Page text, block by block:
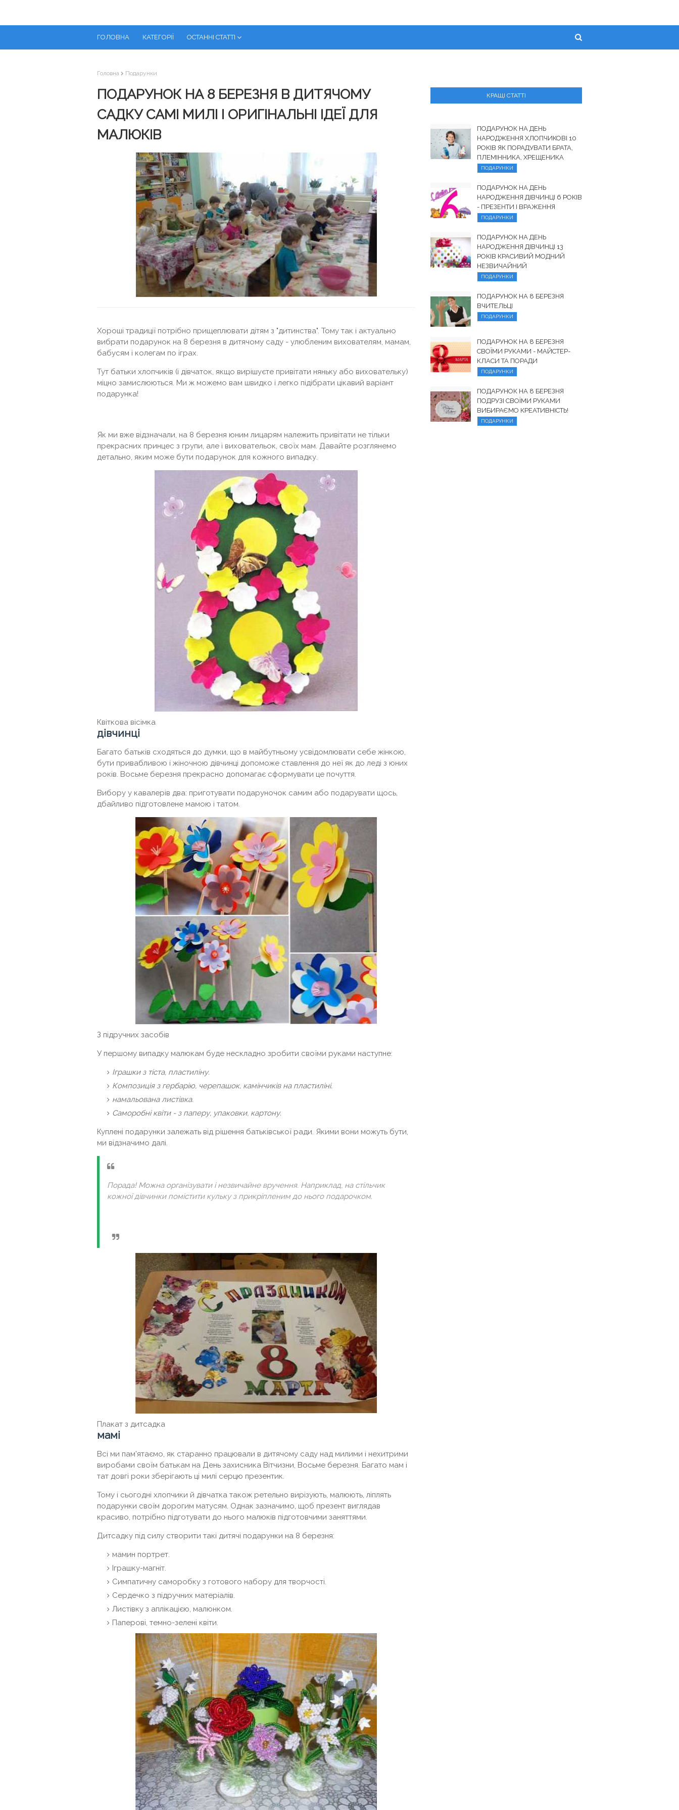
ГОЛОВНА КАТЕГОРІЇ ОСТАННІ СТАТТІ
Головна Подарунки
ПОДАРУНОК НА 8 БЕРЕЗНЯ В ДИТЯЧОМУ
САДКУ САМІ МИЛІ І ОРИГІНАЛЬНІ ІДЕЇ ДЛЯ
МАЛЮКІВ
Хороші традиції потрібно прищеплювати дітям з "дитинства". Тому так і актуально
вибрати подарунок на 8 березня в дитячому саду - улюбленим вихователям, мамам,
бабусям і колегам по іграх.
Тут батьки хлопчиків (і дівчаток, якщо вирішуєте привітати няньку або виховательку)
міцно замислюються. Ми ж можемо вам швидко і легко підібрати цікавий варіант
подарунка!
Як ми вже відзначали, на 8 березня юним лицарям належить привітати не тільки
прекрасних принцес з групи, але і виховательок, своїх мам. Давайте розглянемо
детально, яким може бути подарунок для кожного випадку.
Квіткова вісімка
дівчинці
Багато батьків сходяться до думки, що в майбутньому усвідомлювати себе жінкою,
бути привабливою і жіночною дівчинці допоможе ставлення до неї як до леді з юних
років. Восьме березня прекрасно допомагає сформувати це почуття.
Вибору у кавалерів два: приготувати подаруночок самим або подарувати щось,
дбайливо підготовлене мамою і татом.
З підручних засобів
У першому випадку малюкам буде нескладно зробити своїми руками наступне:
Іграшки з тіста, пластиліну.
Композиція з гербарію, черепашок, камінчиків на пластиліні.
намальована листівка.
Саморобні квіти - з паперу, упаковки, картону.
Куплені подарунки залежать від рішення батьківської ради. Якими вони можуть бути,
ми відзначимо далі.
Порада! Можна організувати і незвичайне вручення. Наприклад, на стільчик
кожної дівчинки помістити кульку з прикріпленим до нього подарочком.
Плакат з дитсадка
мамі
Всі ми пам'ятаємо, як старанно працювали в дитячому саду над милими і нехитрими
виробами своїм батькам на День захисника Вітчизни, Восьме березня. Багато мам і
тат довгі роки зберігають ці милі серцю презентик.
Тому і сьогодні хлопчики й дівчатка також ретельно вирізують, малюють, ліплять
подарунки своїм дорогим матусям. Однак зазначимо, щоб презент виглядав
красиво, потрібно підготувати до нього малюків підготовчими заняттями.
Дитсадку під силу створити такі дитячі подарунки на 8 березня:
мамин портрет.
Іграшку-магніт.
Симпатичну саморобку з готового набору для творчості.
Сердечко з підручних матеріалів.
Листівку з аплікацією, малюнком.
Паперові, темно-зелені квіти.
КРАЩІ СТАТТІ
ПОДАРУНОК НА ДЕНЬ
НАРОДЖЕННЯ ХЛОПЧИКОВІ 10
РОКІВ ЯК ПОРАДУВАТИ БРАТА,
ПЛЕМІННИКА, ХРЕЩЕНИКА
ПОДАРУНКИ
ПОДАРУНОК НА ДЕНЬ
НАРОДЖЕННЯ ДІВЧИНЦІ 6 РОКІВ
- ПРЕЗЕНТИ І ВРАЖЕННЯ
ПОДАРУНКИ
ПОДАРУНОК НА ДЕНЬ
НАРОДЖЕННЯ ДІВЧИНЦІ 13
РОКІВ КРАСИВИЙ МОДНИЙ
НЕЗВИЧАЙНИЙ
ПОДАРУНКИ
ПОДАРУНОК НА 8 БЕРЕЗНЯ
ВЧИТЕЛЬЦІ
ПОДАРУНКИ
ПОДАРУНОК НА 8 БЕРЕЗНЯ
СВОЇМИ РУКАМИ - МАЙСТЕР-
КЛАСИ ТА ПОРАДИ
ПОДАРУНКИ
ПОДАРУНОК НА 8 БЕРЕЗНЯ
ПОДРУЗІ СВОЇМИ РУКАМИ
ВИБИРАЄМО КРЕАТИВНІСТЬ!
ПОДАРУНКИ